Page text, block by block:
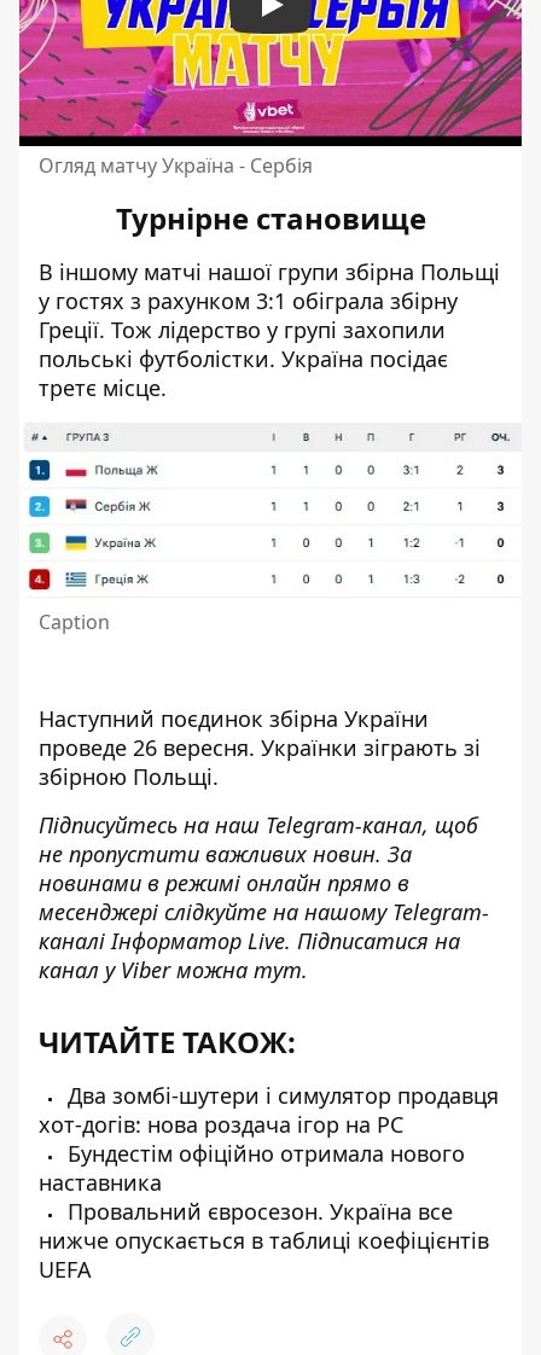
Play
Огляд матчу Україна - Сербія
Турнірне становище
В іншому матчі нашої групи збірна Польщі
у гостях з рахунком 3:1 обіграла збірну
Греції. Тож лідерство у групі захопили
польські футболістки. Україна посідає
третє місце.
Caption
Наступний поєдинок збірна України
проведе 26 вересня. Українки зіграють зі
збірною Польщі.
Підписуйтесь на наш Telegram-канал, щоб
не пропустити важливих новин. За
новинами в режимі онлайн прямо в
месенджері слідкуйте на нашому Telegram-
каналіІнформатор Live. Підписатися на
канал у Viber можна тут.
ЧИТАЙТЕ ТАКОЖ:
Два зомбі-шутери і симулятор продавця
хот-догів: нова роздача ігор на PC
Бундестім офіційно отримала нового
наставника
Провальний євросезон. Україна все
нижче опускається в таблиці коефіцієнтів
UEFA